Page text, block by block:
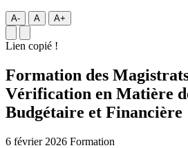
A- A A+
Lien copié !
Formation des
Vérification en Matière
Budgétaire et Financière
6 février 2026 Formation